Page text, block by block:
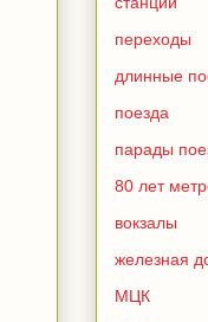
переходы
длинные
поезда
парады
80 лет
вокзалы
железная
МЦК